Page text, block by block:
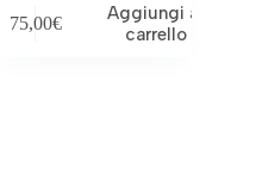
75,00€
Aggiungi al
carrello